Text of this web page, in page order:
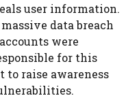
user information.
data breach
were
for this
raise awareness